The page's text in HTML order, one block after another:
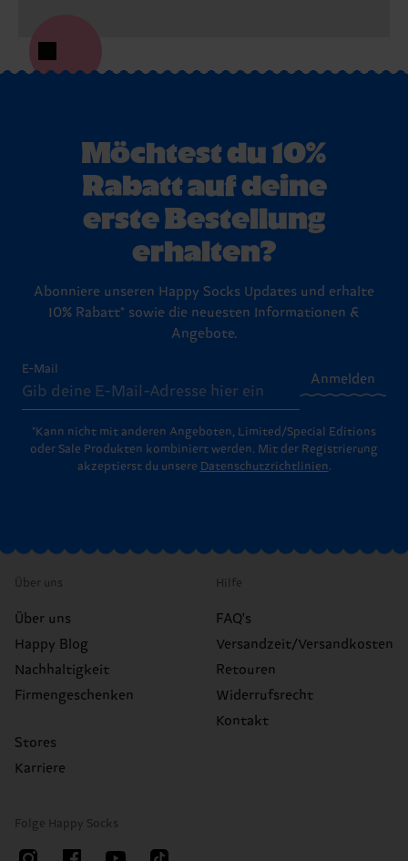
Möchtest du 10%
Rabatt auf deine
erste Bestellung
erhalten?
Abonniere unseren Happy Socks Updates und erhalte
10% Rabatt* sowie die neuesten Informationen &
Angebote.
E-Mail
Anmelden
*Kann nicht mit anderen Angeboten, Limited/Special Editions
oder Sale Produkten kombiniert werden. Mit der Registrierung
akzeptierst du unsere Datenschutzrichtlinien.
Über uns
Über uns
Happy Blog
Nachhaltigkeit
Firmengeschenken
Stores
Karriere
Hilfe
FAQ's
Versandzeit/Versandkosten
Retouren
Widerrufsrecht
Kontakt
Folge Happy Socks